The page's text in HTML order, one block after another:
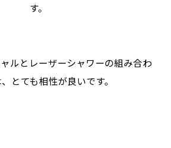
す。
ルとレーザーシャワーの組み合わ
とても相性が良いです。